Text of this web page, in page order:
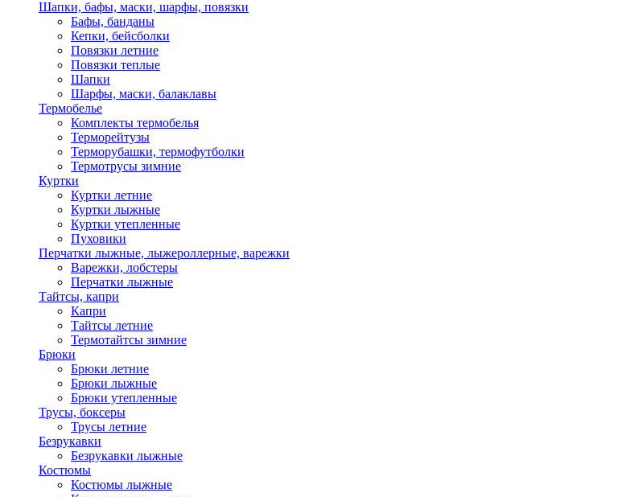
Шапки, бафы, маски, шарфы, повязки
Бафы, банданы
Кепки, бейсболки
Повязки летние
Повязки теплые
Шапки
Шарфы, маски, балаклавы
Термобелье
Комплекты термобелья
Терморейтузы
Терморубашки, термофутболки
Термотрусы зимние
Куртки
Куртки летние
Куртки лыжные
Куртки утепленные
Пуховики
Перчатки лыжные, лыжероллерные, варежки
Варежки, лобстеры
Перчатки лыжные
Тайтсы, капри
Капри
Тайтсы летние
Термотайтсы зимние
Брюки
Брюки летние
Брюки лыжные
Брюки утепленные
Трусы, боксеры
Трусы летние
Безрукавки
Безрукавки лыжные
Костюмы
Костюмы лыжные